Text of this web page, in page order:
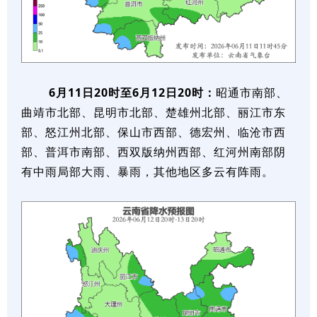
6月11日20时至6月12日20时： 昭通市南部、
曲靖市北部、昆明市北部、楚雄州北部、丽江市东
部、怒江州北部、保山市西部、德宏州、临沧市西
部、普洱市南部、西双版纳州西部、红河州南部阴
有中雨局部大雨、暴雨，其他地区多云有阵雨。